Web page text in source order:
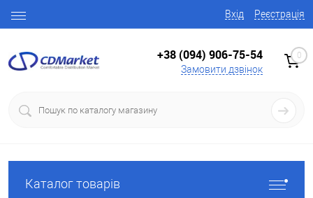
Вхід Реєстрація
+38 (094) 906-75-54
Замовити дзвінок
0
Каталог товарів